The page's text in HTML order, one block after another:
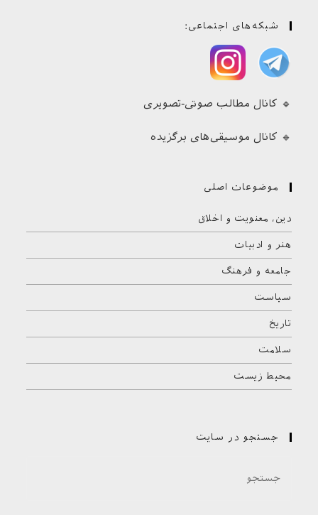
شبکه‌های اجتماعی:
🔹 کانال مطالب صوتی-تصویری
🔹 کانال موسیقی‌های برگزیده
موضوعات اصلی
دین، معنویت و اخلاق
هنر و ادبیات
جامعه و فرهنگ
سیاست
تاریخ
سلامت
محیط زیست
جستجو در سایت